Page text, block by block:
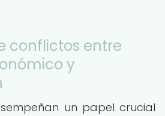
conflictos entre
y
un papel crucial